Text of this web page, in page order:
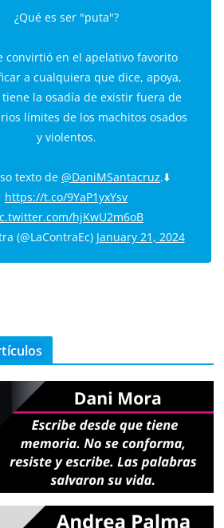
¿Qué es ser "puta"?
convirtió en el apelativo favorito
a cualquiera que dice, apoya,
la osadía de existir fuera de
límites de los machitos osados
y violentos.
texto de @DaniMSantacruz.⬇️
https://t.co/9YaP1yxYsv
hjKwU2m6oB
(@LaContraEc) January 21, 2024